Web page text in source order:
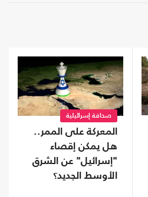
صحافة إسرائيلية
المعركة على الممر..
هل يمكن إقصاء
"إسرائيل" عن الشرق
الأوسط الجديد؟